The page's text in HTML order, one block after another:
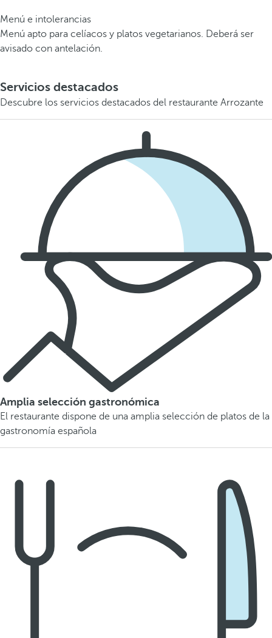
Menú e intolerancias
Menú apto para celíacos y platos vegetarianos. Deberá ser
avisado con antelación.
Servicios destacados
Descubre los servicios destacados del restaurante Arrozante
Amplia selección gastronómica
El restaurante dispone de una amplia selección de platos de la
gastronomía española